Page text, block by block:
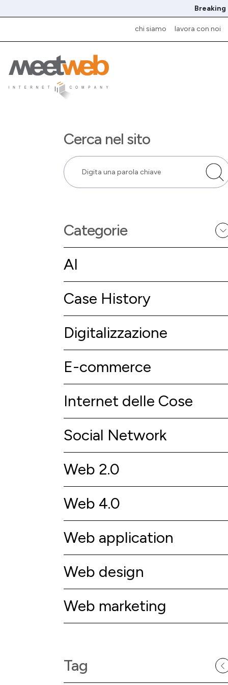
Breaking
chi siamo lavora con noi
Cerca nel sito
Categorie
AI
Case History
Digitalizzazione
E-commerce
Internet delle Cose
Social Network
Web 2.0
Web 4.0
Web application
Web design
Web marketing
Tag